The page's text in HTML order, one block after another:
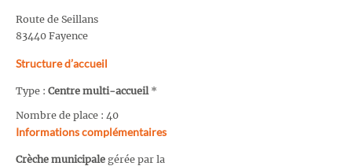
Route de Seillans
83440 Fayence
Structure d’accueil
Type : Centre multi-accueil*
Nombre de place : 40
Informations complémentaires
Crèche municipale gérée par la